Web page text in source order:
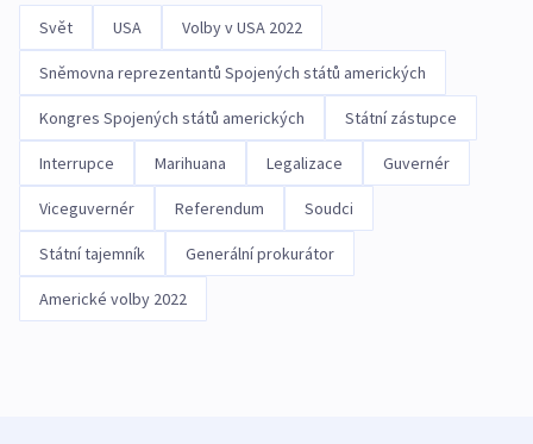
Svět USA Volby v USA 2022
Sněmovna reprezentantů Spojených států amerických
Kongres Spojených států amerických Státní zástupce
Interrupce Marihuana Legalizace Guvernér
Viceguvernér Referendum Soudci
Státní tajemník Generální prokurátor
Americké volby 2022